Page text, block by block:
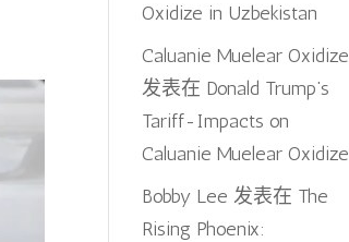
Oxidize in Uzbekistan
Caluanie Muelear Oxidize
发表在 Donald Trump’s
Tariff-Impacts on
Caluanie Muelear Oxidize
Bobby Lee 发表在 The
Rising Phoenix: